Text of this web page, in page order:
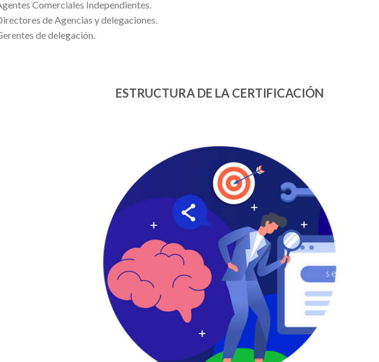
Comerciales Independientes.
de Agencias y delegaciones.
de delegación.
ESTRUCTURA DE LA CERTIFICACIÓN